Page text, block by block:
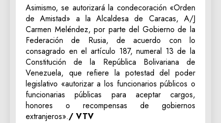
Asimismo, se autorizará la condecoración «Orden
de Amistad» a la Alcaldesa de Caracas, A/J
Carmen Meléndez, por parte del Gobierno de la
Federación de Rusia, de acuerdo con lo
consagrado en el artículo 187, numeral 13 de la
Constitución de la República Bolivariana de
Venezuela, que refiere la potestad del poder
legislativo «autorizar a los funcionarios públicos o
funcionarias públicas para aceptar cargos,
honores o recompensas de gobiernos
extranjeros»./ VTV